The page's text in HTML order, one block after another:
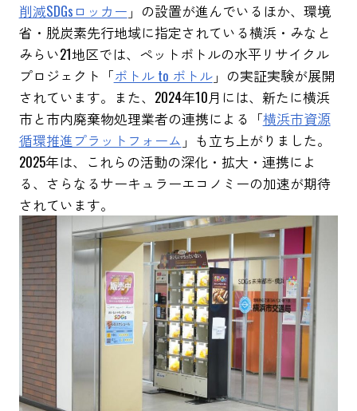
削減SDGsロッカー 」の設置が進んでいるほか、環境
省・脱炭素先行地域に指定されている横浜・みなと
みらい21地区では、ペットボトルの水平リサイクル
プロジェクト「ボトル to ボトル」の実証実験が展開
されています。また、2024年10月には、新たに横浜
市と市内廃棄物処理業者の連携による「横浜市資源
循環推進プラットフォーム 」も立ち上がりました。
2025年は、これらの活動の深化・拡大・連携によ
る、さらなるサーキュラーエコノミーの加速が期待
さ⁨⁩れています。